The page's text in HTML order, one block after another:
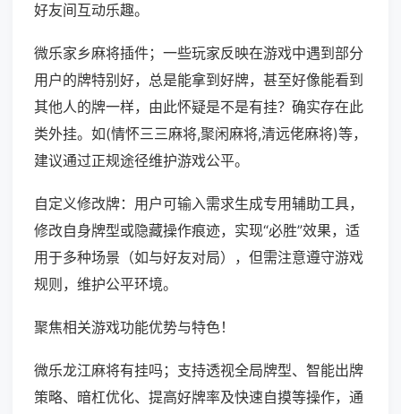
好友间互动乐趣。
微乐家乡麻将插件；一些玩家反映在游戏中遇到部分
用户的牌特别好，总是能拿到好牌，甚至好像能看到
其他人的牌一样，由此怀疑是不是有挂？确实存在此
类外挂。如(情怀三三麻将,聚闲麻将,清远佬麻将)等，
建议通过正规途径维护游戏公平。
自定义修改牌：用户可输入需求生成专用辅助工具，
修改自身牌型或隐藏操作痕迹，实现“必胜”效果，适
用于多种场景（如与好友对局），但需注意遵守游戏
规则，维护公平环境。
聚焦相关游戏功能优势与特色！
微乐龙江麻将有挂吗；支持透视全局牌型、智能出牌
策略、暗杠优化、提高好牌率及快速自摸等操作，通